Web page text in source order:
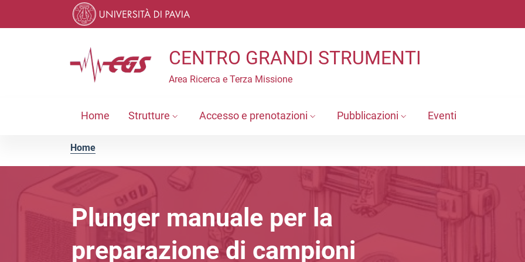
Vai al menu di navigazione
CENTRO GRANDI STRUMENTI
Area Ricerca e Terza Missione
Home Strutture Accesso e prenotazioni Pubblicazioni Eventi
Home
Plunger manuale per la
preparazione di campioni